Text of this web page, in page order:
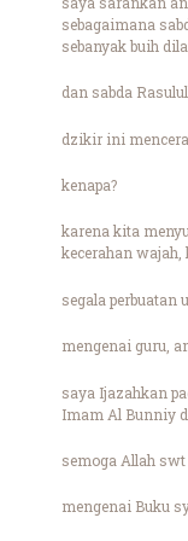
sebagaimana
sebanyak buih
dan sabda
dzikir ini
kenapa?
karena kita
kecerahan
segala perbuatan
mengenai guru,
saya Ijazahkan
Imam Al Bunniy
semoga Allah
mengenai Buku